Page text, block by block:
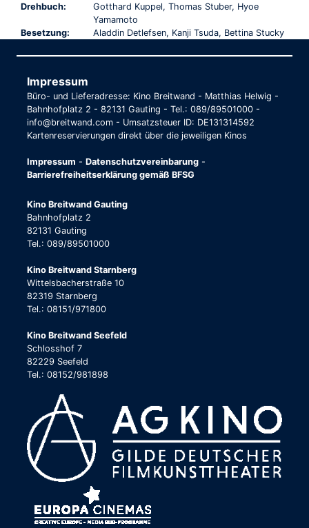
Drehbuch:
Gotthard Kuppel, Thomas Stuber, Hyoe
Yamamoto
Besetzung:
Aladdin Detlefsen, Kanji Tsuda, Bettina Stucky
Impressum
Büro- und Lieferadresse: Kino Breitwand - Matthias Helwig -
Bahnhofplatz 2 - 82131 Gauting - Tel.: 089/89501000 -
info@breitwand.com - Umsatzsteuer ID: DE131314592
Kartenreservierungen direkt über die jeweiligen Kinos
Impressum - Datenschutzvereinbarung -
Barrierefreiheitserklärung gemäß BFSG
Kino Breitwand Gauting
Bahnhofplatz 2
82131 Gauting
Tel.: 089/89501000
Kino Breitwand Starnberg
Wittelsbacherstraße 10
82319 Starnberg
Tel.: 08151/971800
Kino Breitwand Seefeld
Schlosshof 7
82229 Seefeld
Tel.: 08152/981898